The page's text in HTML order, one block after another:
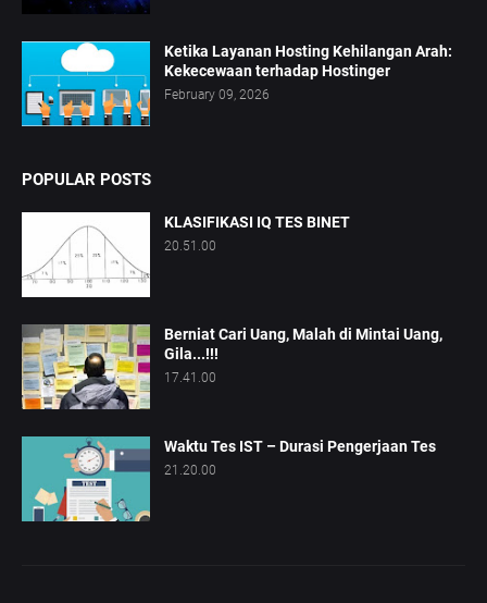
Ketika Layanan Hosting Kehilangan Arah:
Kekecewaan terhadap Hostinger
February 09, 2026
POPULAR POSTS
KLASIFIKASI IQ TES BINET
20.51.00
Berniat Cari Uang, Malah di Mintai Uang,
Gila...!!!
17.41.00
Waktu Tes IST – Durasi Pengerjaan Tes
21.20.00